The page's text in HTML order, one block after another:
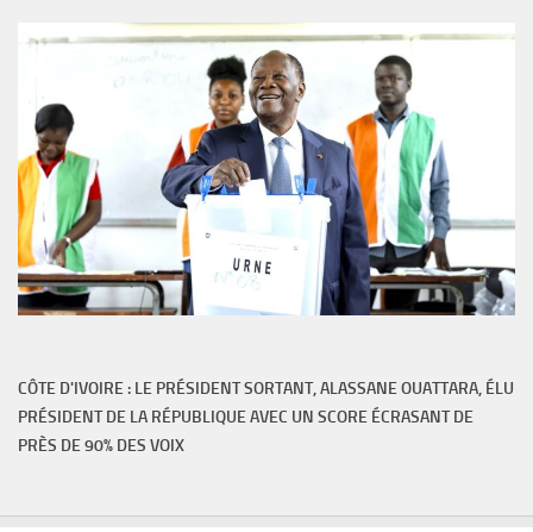
CÔTE D'IVOIRE : LE PRÉSIDENT SORTANT, ALASSANE OUATTARA, ÉLU
PRÉSIDENT DE LA RÉPUBLIQUE AVEC UN SCORE ÉCRASANT DE
PRÈS DE 90% DES VOIX